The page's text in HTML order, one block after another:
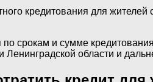
кредитования для
срокам и сумме
области и